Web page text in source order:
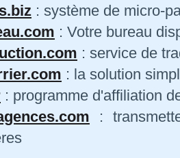
: système de micro-
: Votre bureau
: service de
: la solution
: programme d'affiliation
: